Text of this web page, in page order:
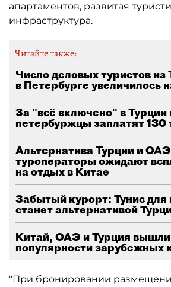
апартаментов, развитая
инфраструктура.
Читайте также:
Число деловых туристов из
в Петербурге увеличилось
За "всё включено" в Турции
петербуржцы заплатят 130
Альтернатива Турции и
туроператоры ожидают
на отдых в Китае
Забытый курорт: Тунис для
станет альтернативой
Китай, ОАЭ и Турция
популярности зарубежных
"При бронировании